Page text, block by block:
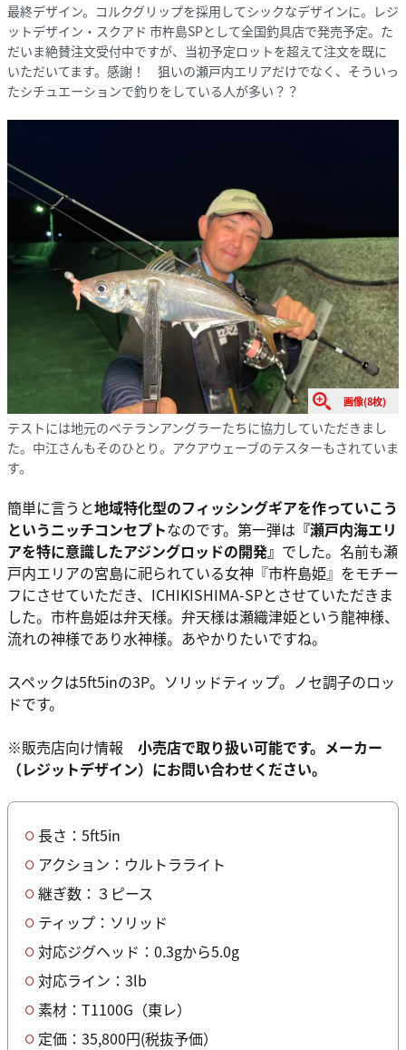
最終デザイン。コルクグリップを採用してシックなデザインに。レジ
ットデザイン・スクアド 市杵島SPとして全国釣具店で発売予定。た
だいま絶賛注文受付中ですが、当初予定ロットを超えて注文を既に
いただいてます。感謝！ 狙いの瀬戸内エリアだけでなく、そういっ
たシチュエーションで釣りをしている人が多い？？
画像(8枚)
テストには地元のベテランアングラーたちに協力していただきまし
た。中江さんもそのひとり。アクアウェーブのテスターもされていま
す。
簡単に言うと地域特化型のフィッシングギアを作っていこう
というニッチコンセプトなのです。第一弾は 『瀬戸内海エリ
アを特に意識したアジングロッドの開発』 でした。名前も瀬
戸内エリアの宮島に祀られている女神『市杵島姫』をモチー
フにさせていただき、ICHIKISHIMA-SPとさせていただきま
した。市杵島姫は弁天様。弁天様は瀬織津姫という龍神様、
流れの神様であり水神様。あやかりたいですね。
スペックは5ft5inの3P。ソリッドティップ。ノセ調子のロッ
ドです。
※販売店向け情報 小売店で取り扱い可能です。メーカー
（レジットデザイン）にお問い合わせください。
長さ：5ft5in
アクション：ウルトラライト
継ぎ数：３ピース
ティップ：ソリッド
対応ジグヘッド：0.3gから5.0g
対応ライン：3lb
素材：T1100G（東レ）
定価：35,800円(税抜予価）